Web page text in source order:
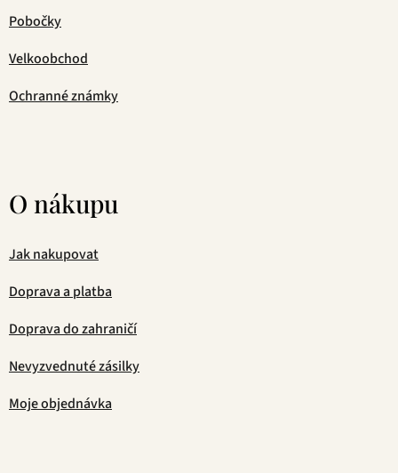
Pobočky
Velkoobchod
Ochranné známky
O nákupu
Jak nakupovat
Doprava a platba
Doprava do zahraničí
Nevyzvednuté zásilky
Moje objednávka